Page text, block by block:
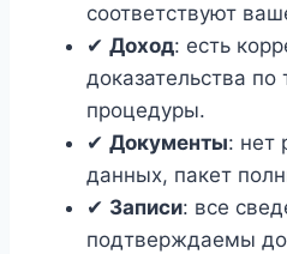
соответствуют
✔ Доход: есть
доказательства
процедуры.
✔ Документы: нет
данных, пакет
✔ Записи: все
подтверждаемы